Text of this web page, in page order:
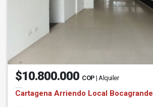
$10.800.000 COP | Alquiler
Cartagena Arriendo Local Bocagrande